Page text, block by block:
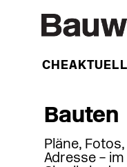
WOCHEAKTUELL
Bauten
Pläne,
Adresse –